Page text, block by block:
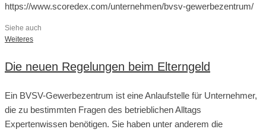
https://www.scoredex.com/unternehmen/bvsv-gewerbezentrum/
Siehe auch
Weiteres
Die neuen Regelungen beim Elterngeld
Ein BVSV-Gewerbezentrum ist eine Anlaufstelle für Unternehmer,
die zu bestimmten Fragen des betrieblichen Alltags
Expertenwissen benötigen. Sie haben unter anderem die